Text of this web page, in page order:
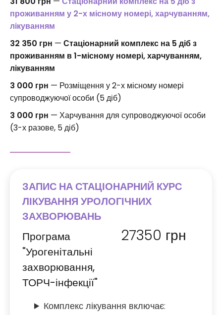
проживанням у 2-х місному номері, харчуванням,
лікуванням
32 350 грн — Стаціонарний комплекс на 5 діб з
проживанням в 1-місному номері, харчуванням,
лікуванням
3 000 грн — Розміщення у 2-х місному номері
супроводжуючої особи (5 діб)
3 000 грн — Харчування для супроводжуючої особи
(3-х разове, 5 діб)
ЗАПИС НА СТАЦІОНАРНИЙ КУРС
ЛІКУВАННЯ УРОЛОГІЧНИХ
ЗАХВОРЮВАНЬ
Програма
"Урогенітальні
захворювання,
ТОРЧ-інфекції"
27350 грн
Комплекс лікування включає: